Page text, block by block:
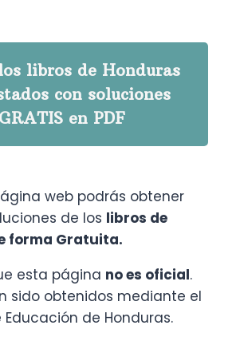
libros de Honduras
con soluciones
GRATIS en PDF
web podrás obtener
de los libros de
forma Gratuita.
esta página no es oficial.
sido obtenidos mediante el
Educación de Honduras.